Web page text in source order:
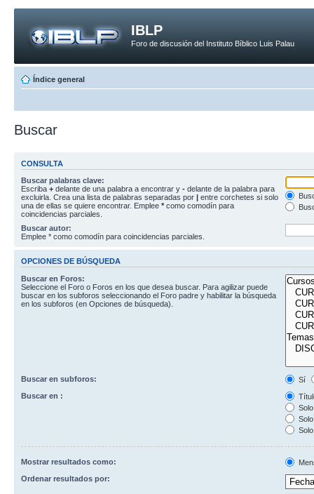
IBLP
Foro de discusión del Instituto Bíblico Luis Palau
Índice general
Buscar
CONSULTA
Buscar palabras clave:
Escriba + delante de una palabra a encontrar y - delante de la palabra para
excluirla. Crea una lista de palabras separadas por | entre corchetes si solo
una de ellas se quiere encontrar. Emplee * como comodín para
coincidencias parciales.
Buscar autor:
Emplee * como comodín para coincidencias parciales.
OPCIONES DE BÚSQUEDA
Buscar en Foros:
Seleccione el Foro o Foros en los que desea buscar. Para agilizar puede
buscar en los subforos seleccionando el Foro padre y habilitar la búsqueda
en los subforos (en Opciones de búsqueda).
Buscar en subforos:
Sí
Buscar en :
Mostrar resultados como:
Ordenar resultados por: